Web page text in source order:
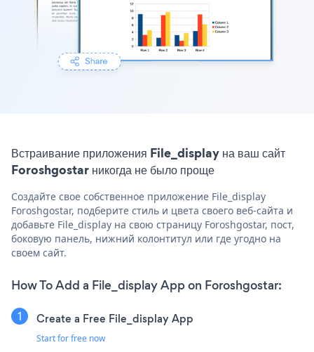
Встраивание приложения File_display на ваш сайт
Foroshgostar никогда не было проще
Создайте свое собственное приложение File_display
Foroshgostar, подберите стиль и цвета своего веб-сайта и
добавьте File_display на свою страницу Foroshgostar, пост,
боковую панель, нижний колонтитул или где угодно на
своем сайт.
How To Add a File_display App on Foroshgostar:
Create a Free File_display App
Start for free now